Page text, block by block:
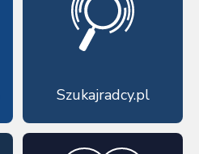
Szukajradcy.pl